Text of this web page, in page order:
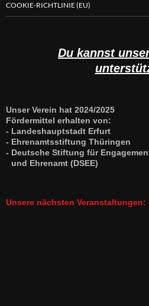
COOKIE-RICHTLINIE (EU)
Du kannst
Unser Verein hat 2024/2025
Fördermittel erhalten von:
- Landeshauptstadt Erfurt
- Ehrenamtsstiftung Thüringen
- Deutsche Stiftung für
und Ehrenamt (DSEE)
Unsere nächsten Veranstaltungen: